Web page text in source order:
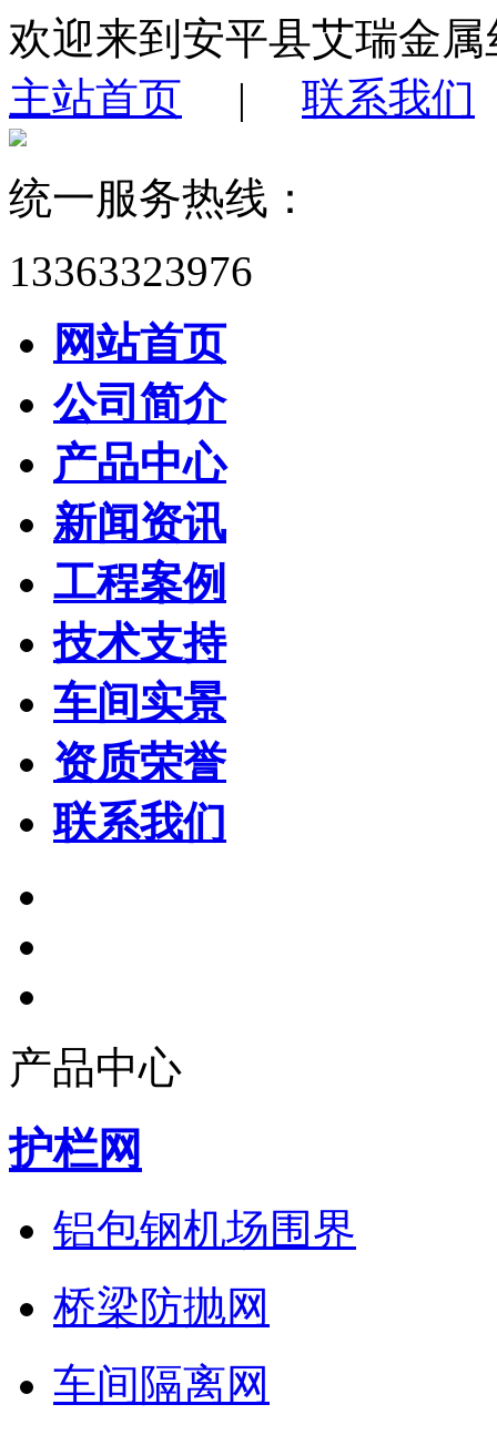
欢迎来到安平县艾瑞金
主站首页 | 联系我们
统一服务热线：
13363323976
网站首页
公司简介
产品中心
新闻资讯
工程案例
技术支持
车间实景
资质荣誉
联系我们
产品中心
护栏网
铝包钢机场围界
桥梁防抛网
车间隔离网